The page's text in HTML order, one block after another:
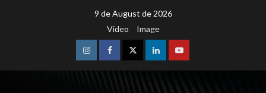
9 de August de 2026
Video
Image
InstagramFacebookTwitterLinkedinYoutube